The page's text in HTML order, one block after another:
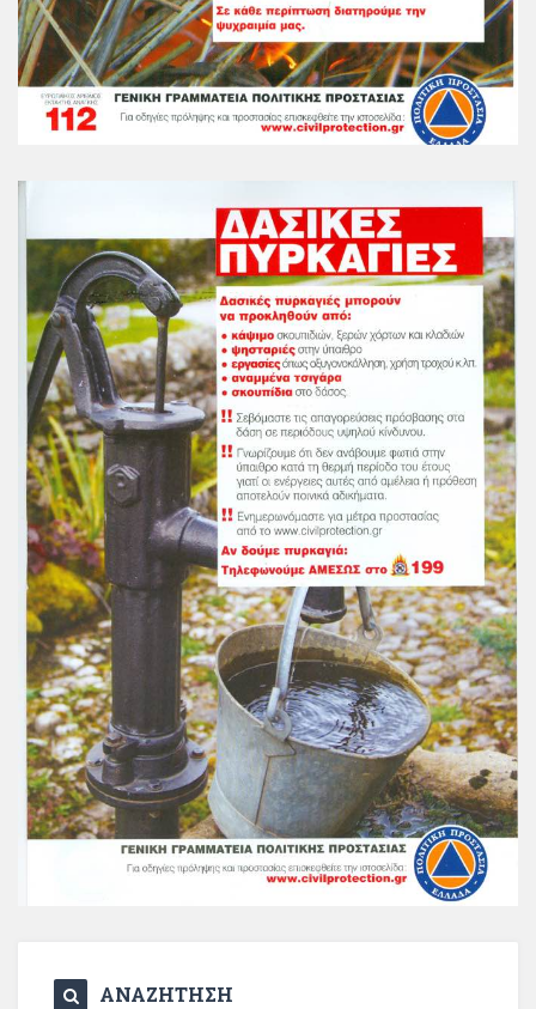
ΑΝΑΖΗΤΗΣΗ